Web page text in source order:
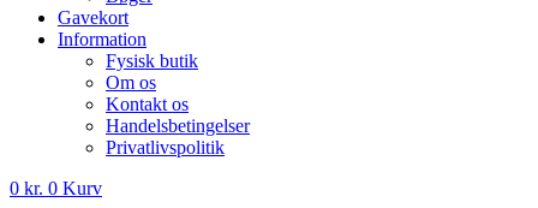
Gavekort
Information
Fysisk butik
Om os
Kontakt os
Handelsbetingelser
Privatlivspolitik
0 kr. 0 Kurv